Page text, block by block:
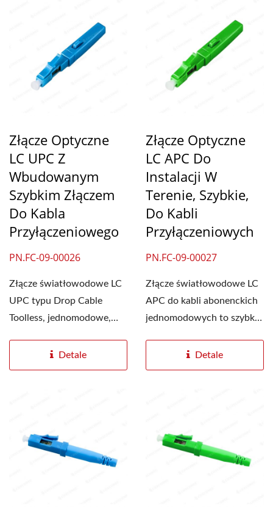
Złącze Optyczne
LC UPC Z
Wbudowanym
Szybkim Złączem
Do Kabla
Przyłączeniowego
PN.FC-09-00026
Złącze światłowodowe LC
UPC typu Drop Cable
Toolless, jednomodowe,
instalację...
Detale
Złącze Optyczne
LC APC Do
Instalacji W
Terenie, Szybkie,
Do Kabli
Przyłączeniowych
PN.FC-09-00027
Złącze światłowodowe LC
APC do kabli abonenckich
jednomodowych to szybkie
Detale